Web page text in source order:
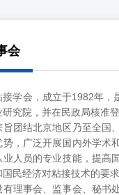
会
接学会，成立于1982年，
究院，并在民政局核准
旨团结北京地区乃至全国
势，广泛开展国内外学术
业人员的专业技能，提高
国民经济对粘接技术的要求
有理事会、监事会、秘书